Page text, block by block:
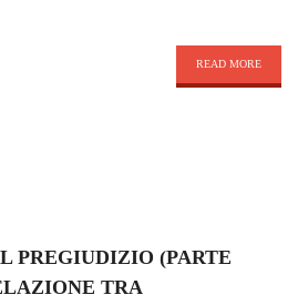
READ MORE
PREGIUDIZIO (PARTE
TRA